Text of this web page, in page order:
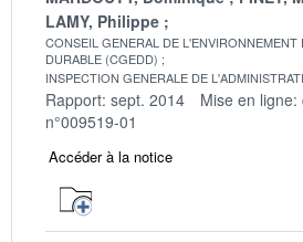
LAMY, Philippe
CONSEIL GENERAL DE
DURABLE (CGEDD)
INSPECTION GENERALE DE
Rapport: sept. 2014 Mise en
n°009519-01
Accéder à la notice